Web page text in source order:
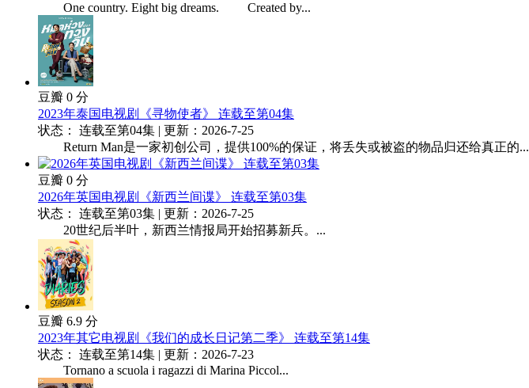
One country. Eight big dreams. Created by...
豆瓣 0 分
2023年泰国电视剧《寻物使者》 连载至第04集
状态： 连载至第04集 | 更新：2026-7-25
Return Man是一家初创公司，提供100%的保证，将丢失或被盗的物品归还给真正的...
豆瓣 0 分
2026年英国电视剧《新西兰间谍》 连载至第03集
状态： 连载至第03集 | 更新：2026-7-25
20世纪后半叶，新西兰情报局开始招募新兵。...
豆瓣 6.9 分
2023年其它电视剧《我们的成长日记第二季》 连载至第14集
状态： 连载至第14集 | 更新：2026-7-23
Tornano a scuola i ragazzi di Marina Piccol...